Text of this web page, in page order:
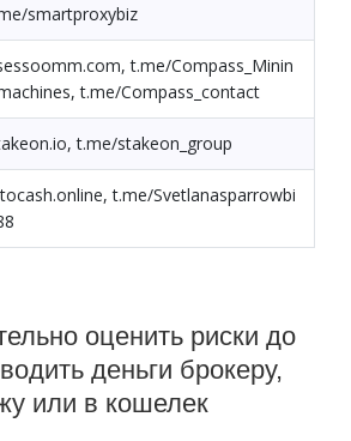
smartproxybiz
t.me/Compass_Minin
t.me/Compass_contact
t.me/stakeon_group
t.me/Svetlanasparrowbi
оценить риски до
деньги брокеру,
или в кошелек